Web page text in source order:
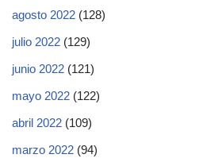
agosto 2022 (128)
julio 2022 (129)
junio 2022 (121)
mayo 2022 (122)
abril 2022 (109)
marzo 2022 (94)